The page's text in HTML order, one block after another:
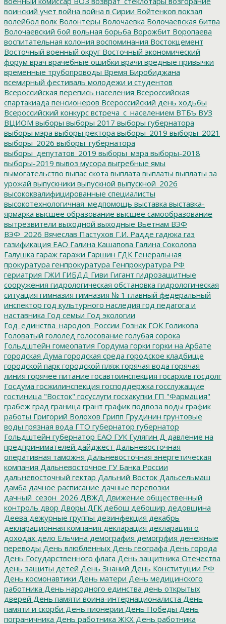
воинский учет война война в Сирии Войтенков вокзал
волейбол волк Волонтеры Волочаевка Волочаевская битва
Волочаевский бой вольная борьба Ворожбит Воропаева
воспитательная колония воспоминания Востокцемент
Восточный военный округ Восточный экономический
форум врач врачебные ошибки врачи вредные привычки
временные трубопроводы Время Биробиджана
всемирный фестиваль молодежи и студентов
Всероссийская перепись населения Всероссийская
спартакиада пенсионеров Всероссийский день ходьбы
Всероссийский конкурс встреча_с_населением ВТБъ ВУЗ
ВЦИОМ выборы выборы 2017 выборы губернатора
выборы мэра выборы ректора выборы_2019 выборы_2021
выборы_2026 выборы_губернатора
выборы_депутатов_2019 выборы_мэра выборы-2018
выборы-2019 вывоз мусора выгребные ямы
вымогательство выпас скота выплата выплаты выплаты за
урожай выпускники выпускной выпускной_2026
высококвалифицированные специалисты
высокотехнологичная_медпомощь выставка выставка-
ярмарка высшее образование высшее самообразование
вытрезвители выходной выходные Вьетнам ВЭФ
ВЭФ_2026 Вячеслав Пастухов Г.И. Радде гадюка газ
газификация ЕАО Галина Кашапова Галина Соколова
Галушка гараж гаражи Гаршин ГДК Генеральная
прокуратура генпрокуратура Генпрокуратура РФ
гериатрия ГЖИ ГИБДД Гиви Гигант гидрозащитные
сооружения гидрологическая обстановка гидрологическая
ситуация гимназия гимназия № 1 главный федеральный
инспектор год культурного наследия год педагога и
наставника Год семьи Год экологии
Год_единства_народов_России Гознак ГОК Голикова
Головатый гололед голосование голубая сорока
Гольдштейн гомеопатия Гордума горки горки на Арбате
городская Дума городская среда городское кладбище
городской парк городской пляж горячая вода горячая
линия горячее питание госавтоинспекция госархив госдолг
Госдума госжилинспекция господдержка госслужащие
гостиница "Восток" госуслуги госхакупки ГП "Фармация"
грабеж град граница грант график подвоза воды график
работы Григорий Волохов Грипп Грудинин грунтовые
воды грязная вода ГТО губернатор губернатор
Гольдштейн губернатор ЕАО ГУК Гулягин Д давление на
предпринимателей дайджест Дальневосточная
оперативная таможня Дальневосточная энергетическая
компания Дальневосточное ГУ Банка России
дальневосточный гектар Дальний Восток Дальсельмаш
дамба дачное расписание дачные перевозки
дачный_сезон_2026 ДВЖД Движение общественный
контроль двор Дворы ДГК дебош дебошир дедовщина
Деева дежурные группы дезинфекция декабрь
декларационная компания декларация декларация о
доходах дело Ельчина демография демогрфия денежные
переводы День влюбленных День географа День города
День Государственного флага День защитника Отечества
день защиты детей День Знаний День Конституции РФ
День космонавтики День матери День медицинского
работника День народного единства день открытых
дверей День памяти воина-интернационалиста День
памяти и скорби День пионерии День Победы День
пограничника День работника ЖКХ День работника